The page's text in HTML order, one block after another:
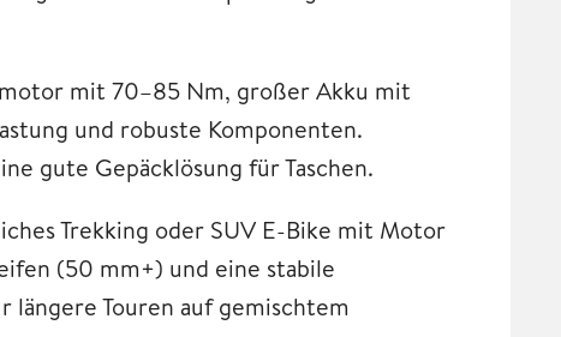
mit 70–85 Nm, großer Akku mit
und robuste Komponenten.
gute Gepäcklösung für Taschen.
Trekking oder SUV E-Bike mit Motor
(50 mm+) und eine stabile
längere Touren auf gemischtem